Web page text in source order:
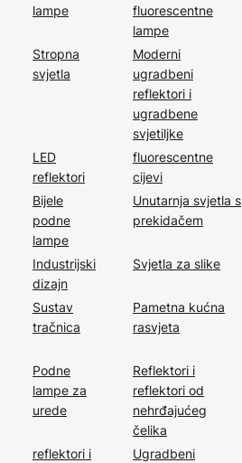
lampe
fluorescentne
lampe
Stropna
svjetla
Moderni
ugradbeni
reflektori i
ugradbene
svjetiljke
LED
reflektori
fluorescentne
cijevi
Bijele
podne
lampe
Unutarnja svjetla s
prekidačem
Industrijski
dizajn
Svjetla za slike
Sustav
tračnica
Pametna kućna
rasvjeta
Podne
lampe za
urede
Reflektori i
reflektori od
nehrđajućeg
čelika
reflektori i
Ugradbeni